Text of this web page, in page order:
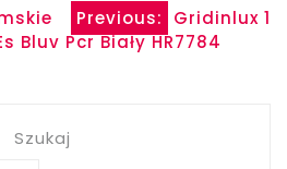
Previous: Gridinlux 1
Bluv Pcr Biały HR7784
Szukaj